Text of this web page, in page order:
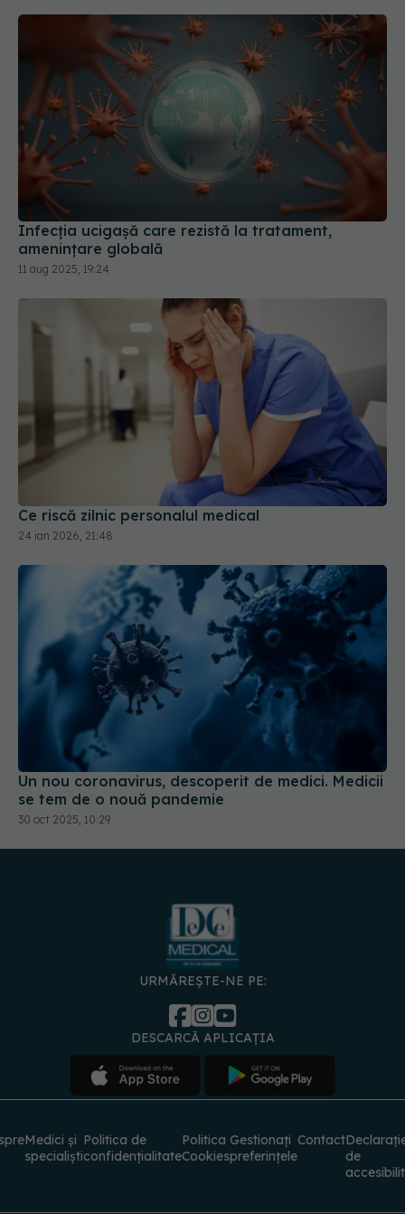
Infecția ucigașă care rezistă la tratament,
amenințare globală
11 aug 2025, 19:24
Ce riscă zilnic personalul medical
24 ian 2026, 21:48
Un nou coronavirus, descoperit de medici. Medicii
se tem de o nouă pandemie
30 oct 2025, 10:29
URMĂREȘTE-NE PE:
DESCARCĂ APLICAȚIA
Politica de
confidențialitate
Politica
Gestionați
preferințele
Contact
© 2026 PRESS MEDIA ELECTRONIC S.R.L. Toate drepturile rezervate